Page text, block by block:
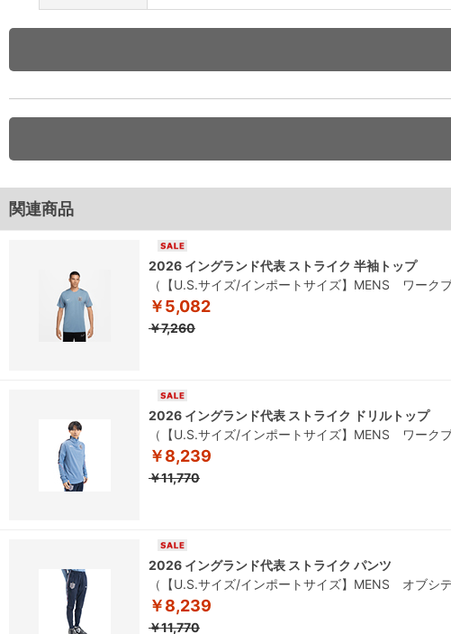
関連商品
2026 イングランド代表 ストライク 半袖トップ
（【U.S.サイズ/インポートサイズ】MENS ワーク
￥5,082
￥7,260
2026 イングランド代表 ストライク ドリルトップ
（【U.S.サイズ/インポートサイズ】MENS ワーク
￥8,239
￥11,770
2026 イングランド代表 ストライク パンツ
（【U.S.サイズ/インポートサイズ】MENS オブシ
￥8,239
￥11,770